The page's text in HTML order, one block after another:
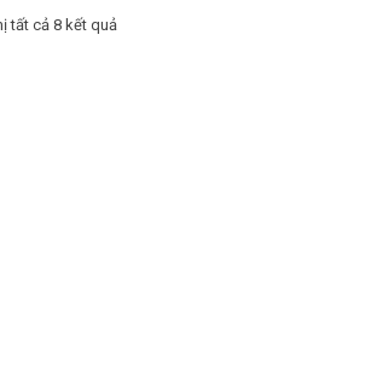
tất cả 8 kết quả